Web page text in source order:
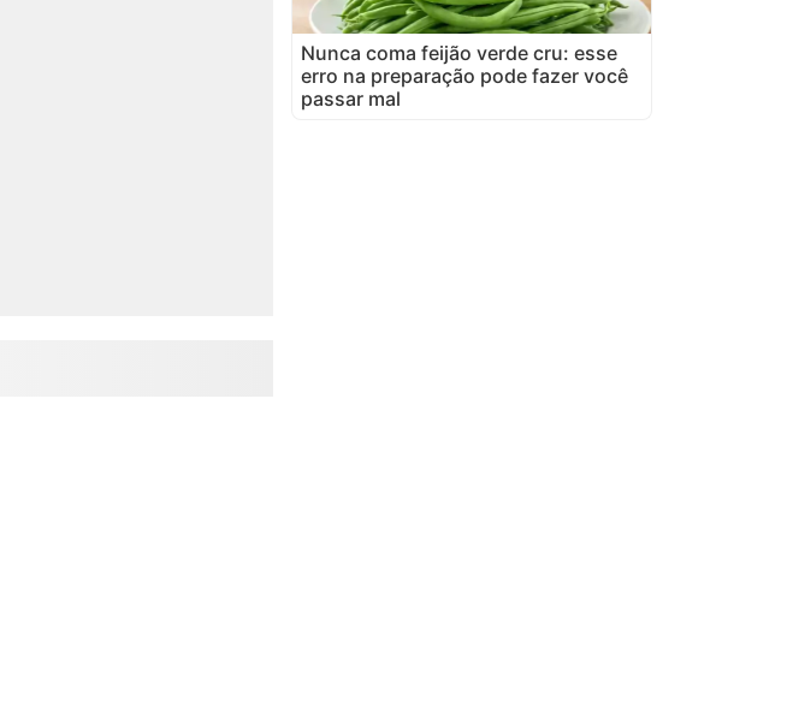
Nunca coma feijão verde cru: esse
erro na preparação pode fazer você
passar mal